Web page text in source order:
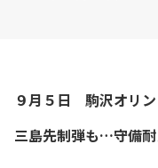
９月５日 駒沢オリ
三島先制弾も…守備